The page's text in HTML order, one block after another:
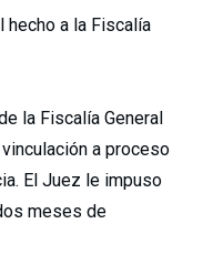
hecho a la Fiscalía
la Fiscalía General
a proceso
El Juez le impuso
meses de